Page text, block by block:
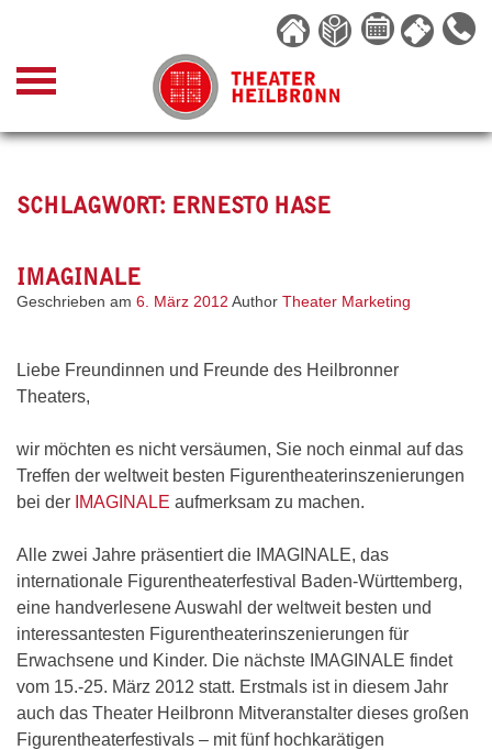
content
SCHLAGWORT: ERNESTO HASE
IMAGINALE
Geschrieben am 6. März 2012 Author Theater Marketing
Liebe Freundinnen und Freunde des Heilbronner
Theaters,
wir möchten es nicht versäumen, Sie noch einmal auf das
Treffen der weltweit besten Figurentheaterinszenierungen
bei der IMAGINALE aufmerksam zu machen.
Alle zwei Jahre präsentiert die IMAGINALE, das
internationale Figurentheaterfestival Baden-Württemberg,
eine handverlesene Auswahl der weltweit besten und
interessantesten Figurentheaterinszenierungen für
Erwachsene und Kinder. Die nächste IMAGINALE findet
vom 15.-25. März 2012 statt. Erstmals ist in diesem Jahr
auch das Theater Heilbronn Mitveranstalter dieses großen
Figurentheaterfestivals – mit fünf hochkarätigen